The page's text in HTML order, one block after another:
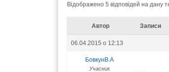
Відображено 5 відповідей на дану
Автор Записи
06.04.2015 о 12:13
БовкунВ.А
Учасник